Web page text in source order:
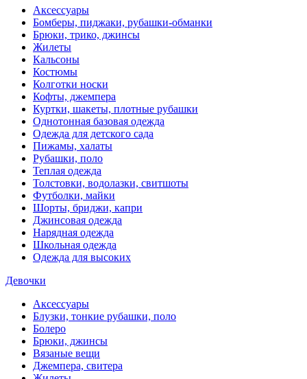
Аксессуары
Бомберы, пиджаки, рубашки-обманки
Брюки, трико, джинсы
Жилеты
Кальсоны
Костюмы
Колготки носки
Кофты, джемпера
Куртки, шакеты, плотные рубашки
Однотонная базовая одежда
Одежда для детского сада
Пижамы, халаты
Рубашки, поло
Теплая одежда
Толстовки, водолазки, свитшоты
Футболки, майки
Шорты, бриджи, капри
Джинсовая одежда
Нарядная одежда
Школьная одежда
Одежда для высоких
Девочки
Аксессуары
Блузки, тонкие рубашки, поло
Болеро
Брюки, джинсы
Вязаные вещи
Джемпера, свитера